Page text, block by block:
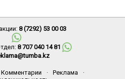
8 (7292) 53 00 03
8 707 040 14 81
Комментарии · Реклама
·